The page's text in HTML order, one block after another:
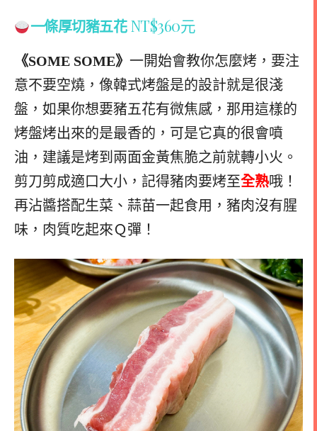
一條厚切豬五花 NT$360元
《SOME SOME》 一開始會教你怎麼烤，要注
意不要空燒，像韓式烤盤是的設計就是很淺
盤，如果你想要豬五花有微焦感，那用這樣的
烤盤烤出來的是最香的，可是它真的很會噴
油，建議是烤到兩面金黃焦脆之前就轉小火。
剪刀剪成適口大小，記得豬肉要烤至全熟哦！
再沾醬搭配生菜、蒜苗一起食用，豬肉沒有腥
味，肉質吃起來Ｑ彈！